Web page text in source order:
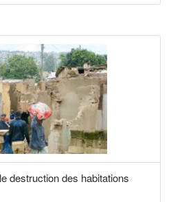
destruction des habitations